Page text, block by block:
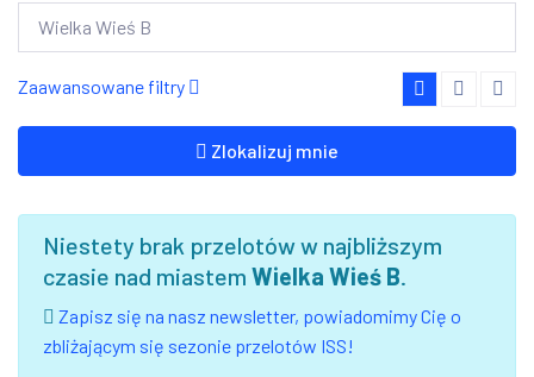
Zaawansowane filtry
Zlokalizuj mnie
Niestety brak przelotów w najbliższym
czasie nad miastem Wielka Wieś B.
Zapisz się na nasz newsletter, powiadomimy Cię o
zbliżającym się sezonie przelotów ISS!